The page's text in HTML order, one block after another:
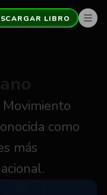
LIBRO
como
más